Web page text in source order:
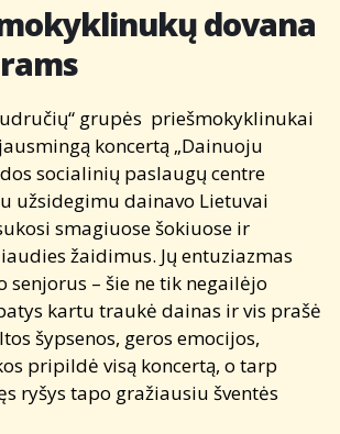
dovana
grupės priešmokyklinukai
koncertą „Dainuoju
socialinių paslaugų centre
užsidegimu dainavo Lietuvai
smagiuose šokiuose ir
žaidimus. Jų entuziazmas
senjorus – šie ne tik negailėjo
kartu traukė dainas ir vis prašė
šypsenos, geros emocijos,
pripildė visą koncertą, o tarp
ryšys tapo gražiausiu šventės